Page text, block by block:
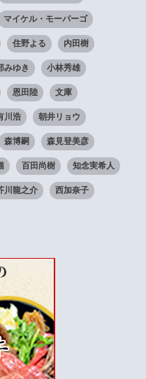
マイケル・モーパーゴ
住野よる 内田樹
みゆき 小林秀雄
恩田陸 文庫
川浩 朝井リョウ
森博嗣 森見登美彦
百田尚樹 知念実希人
川龍之介 西加奈子